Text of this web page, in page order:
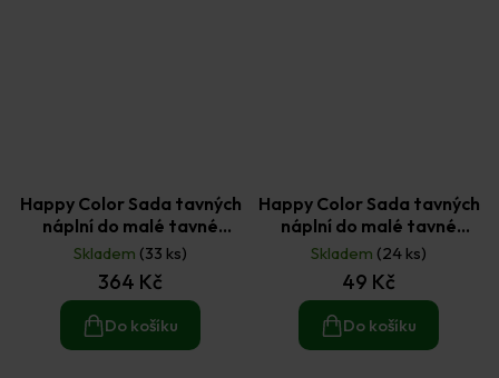
Happy Color Sada tavných
náplní do malé tavné
pistole 1 kg
Skladem (33 ks)
364 Kč
Do košíku
Happy Color Sada tavných
náplní do malé tavné
pistole 6 ks
Skladem (24 ks)
49 Kč
Do košíku